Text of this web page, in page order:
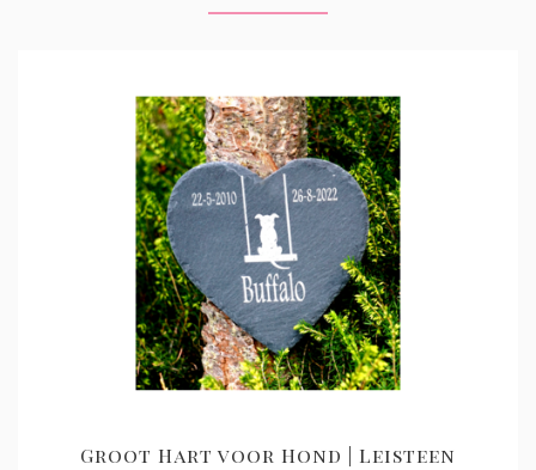
Groot Hart voor Hond | Leisteen